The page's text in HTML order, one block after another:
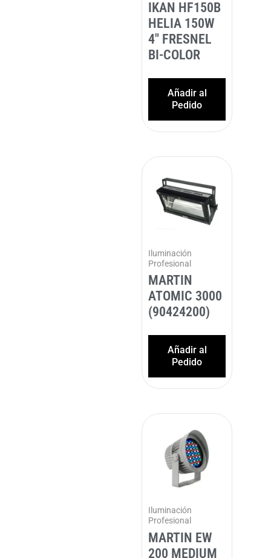
IKAN HF150B
HELIA 150W
4″ FRESNEL
BI-COLOR
Añadir al
Pedido
Iluminación
Profesional
MARTIN
ATOMIC 3000
(90424200)
Añadir al
Pedido
Iluminación
Profesional
MARTIN EW
200 MEDIUM